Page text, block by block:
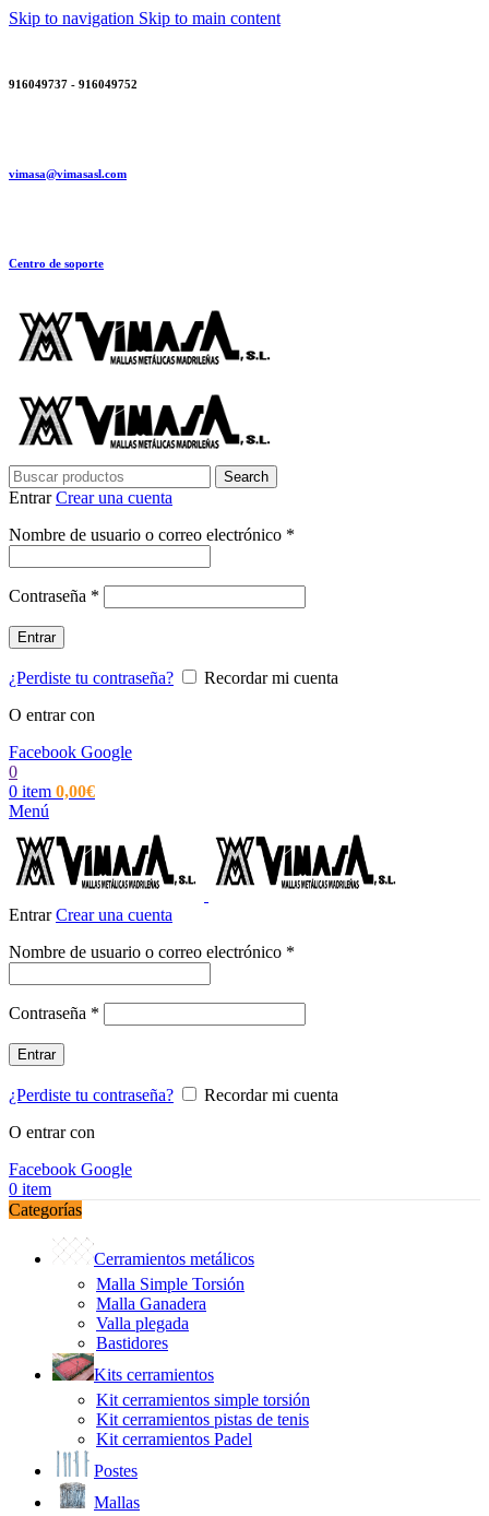
Skip to navigation Skip to main content
916049737 - 916049752
vimasa@vimasasl.com
Centro de soporte
Search
EntrarCrear una cuenta
Nombre de usuario o correo electrónico *
Contraseña *
Entrar
¿Perdiste tu contraseña?
Recordar mi cuenta
O entrar con
Facebook Google
0
0 item 0,00€
Menú
EntrarCrear una cuenta
Nombre de usuario o correo electrónico *
Contraseña *
Entrar
¿Perdiste tu contraseña?
Recordar mi cuenta
O entrar con
Facebook Google
0 item
Categorías
Cerramientos metálicos
Malla Simple Torsión
Malla Ganadera
Valla plegada
Bastidores
Kits cerramientos
Kit cerramientos simple torsión
Kit cerramientos pistas de tenis
Kit cerramientos Padel
Postes
Mallas